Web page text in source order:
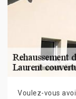
Voulez-vous